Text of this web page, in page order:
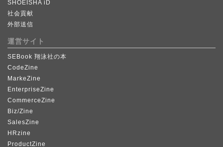
SHOEISHA iD
社会貢献
外部送信
運営サイト
SEBook 翔泳社の本
CodeZine
MarkeZine
EnterpriseZine
CommerceZine
Biz/Zine
SalesZine
HRzine
ProductZine